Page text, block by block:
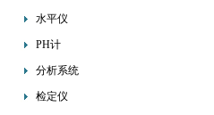
水平仪
PH计
分析系统
检定仪